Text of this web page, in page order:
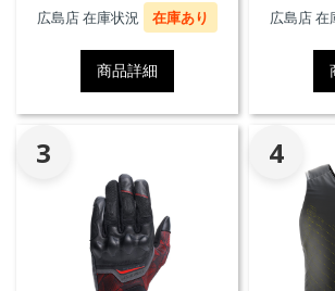
広島店 在庫状況 在庫あり
商品詳細
広島店 在
3 4